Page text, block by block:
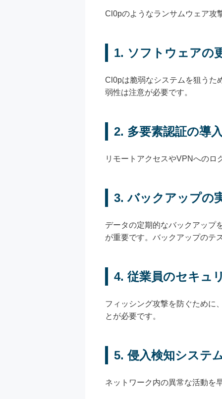
Cl0pのようなランサムウェア攻
1. ソフトウェアの
Cl0pは脆弱なシステムを狙うた
弱性は注意が必要です。
2. 多要素認証の導
リモートアクセスやVPNへのロ
3.バックアップの
データの定期的なバックアップ
が重要です。バックアップのテ
4. 従業員のセキュ
フィッシング攻撃を防ぐために
とが必要です。
5.侵入検知システ
ネットワーク内の異常な活動を